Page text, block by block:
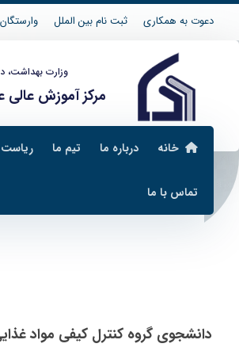
دعوت به همکاری ثبت نام بین الملل
وزارت بهداشت،
مرکز آموزش عالی
خانه درباره ما تیم ما ریاست
تماس با ما
دانشجوی گروه کنترل کیفی مواد